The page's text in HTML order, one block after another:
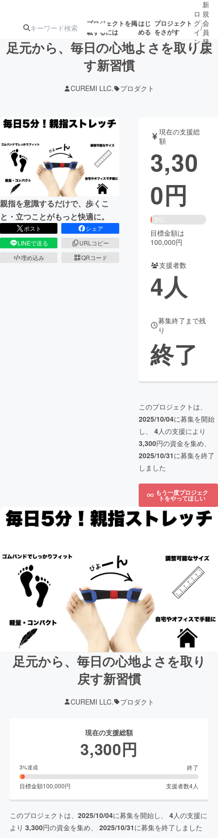
プロジェクトを掲
載するには
はじ
める
プロジェクト
をさがす
ジェクト
募集終了が近いプ
ロジェクト
アート・写真 音楽
テクノロジー・ガジェット ゲーム・サ
映像・映画 書籍・雑誌
ビジネス・起業 チャレンジ
まちづくり・地域活性化
CAMPFIRE Creation
コミュニティ
ロ
グ
イ
ン
/
新
規
会
員
登
録
足元から、毎日の心地よさを取り戻
す新習慣
CUREMI LLC. プロダクト
親指を意識するだけで、歩くこ
と・立つことがもっと快適に。
ポスト
シェア
LINEで送る
URLコピー
埋め込み
QRコード
現在の支援総
額
3,30
0円
3%
目標金額は
100,000円
支援者数
4人
募集終了まで残
り
終了
このプロジェクトは、
2025/10/04に募集を開始
し、 4人の支援により
3,300円の資金を集め、
2025/10/31に募集を終了
しました
もう一度プロジェク
トをやってほしい
足元から、毎日の心地よさを取り
戻す新習慣
CUREMI LLC. プロダクト
現在の支援総額
3,300円
3%達成 終了
目標金額100,000円 支援者数4人
このプロジェクトは、 2025/10/04に募集を開始し、 4人の支援に
より 3,300円の資金を集め、 2025/10/31に募集を終了しました